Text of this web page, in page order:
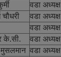
वडा अध्यक्ष
चौधरी वडा अध्यक्ष
वडा अध्यक्ष
के.सी. वडा अध्यक्ष
वडा अध्यक्ष